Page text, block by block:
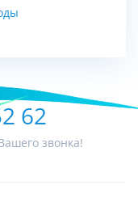
62
звонка!